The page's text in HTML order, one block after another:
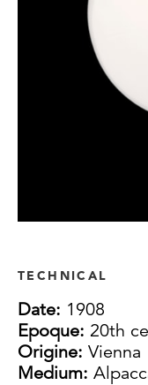
TECHNICAL
Date: 1908
Epoque: 20th
Origine: Vienna
Medium: